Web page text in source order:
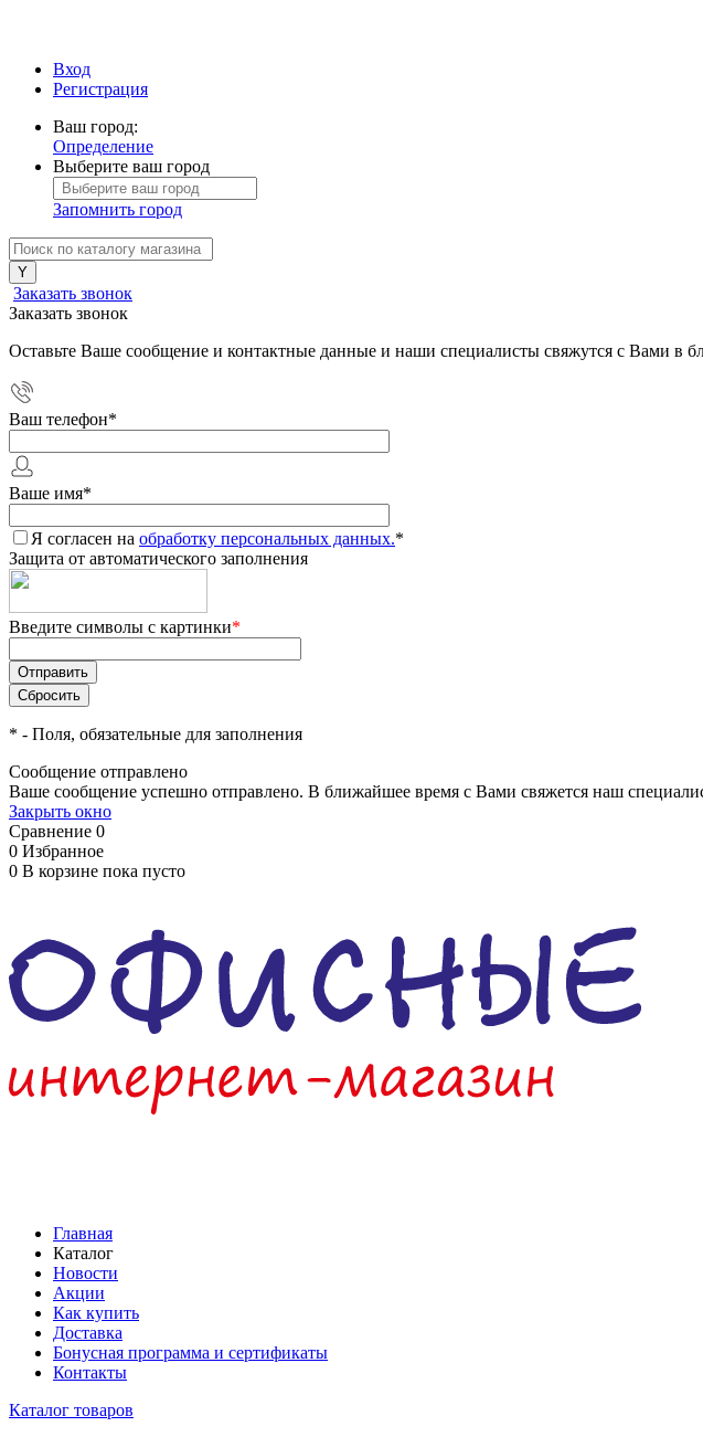
Вход
Регистрация
Ваш город:
Определение
Выберите ваш город
Запомнить город
Заказать звонок
Заказать звонок
Оставьте Ваше сообщение и контактные данные и наши специалисты свяжутся с Вами в
Ваш телефон*
Ваше имя*
Я согласен на обработку персональных данных.*
Защита от автоматического заполнения
Введите символы с картинки*
* - Поля, обязательные для заполнения
Сообщение отправлено
Ваше сообщение успешно отправлено. В ближайшее время с Вами свяжется наш
Закрыть окно
Сравнение 0
0 Избранное
0 В корзине пока пусто
Главная
Каталог
Новости
Акции
Как купить
Доставка
Бонусная программа и сертификаты
Контакты
Каталог товаров